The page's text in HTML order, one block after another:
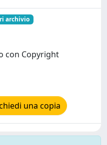
archivio
con Copyright
una copia